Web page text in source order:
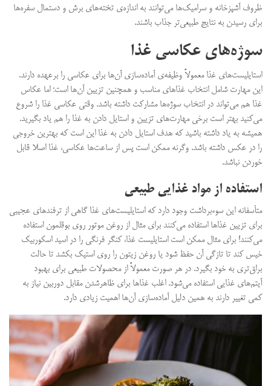
ظروف آشپزخانه و سرامیک‌ها می‌توانند به اندازه‌ی تخته‌های برش و دستمال‌ سفره‌ها
برای رسیدن به نتایج طبیعی‌تر جذاب باشند.
سوژه‌های عکاسی غذا
استایلیست‌های غذا معمولاً وظیفه‌ی آماده‌سازی آن‌ها برای عکاسی را برعهده دارند.
این مهارت شامل انتخاب غذاهای مناسب و همچنین تزیین آن‌ها است؛ اما عکاس
غذا هم می‌تواند در انتخاب سوژه‌ها مشارکت داشته باشد. وقتی عکاسی غذا را شروع
می‌کنید بهتر است برخی مهارت‌های تزیین و استایل دادن به غذا را هم یاد بگیرید.
همیشه به یاد داشته باشید که هدف استایل دادن به غذا این است که بهترین خروجی
را در عکس داشته باشد. وگرنه ممکن است پس از ساعت‌ها عکاسی، غذا اصلا قابل
خوردن نباشد.
استفاده از مواد غذایی طبیعی
متأسفانه این سوءبرداشت وجود دارد که استایلیست‌های غذا گاهی از ترفندهای عجیبی
برای تزیین غذاها استفاده می‌کنند برای مثال از روغن موتور روی بوقلمون استفاده
می‌کنند! برای مثال ممکن است استایلیست غذا، کنگر فرنگی را در اسید اسکوربیک
خیس کند تا تازگی آن حفظ شود یا روغن زیتون را روی استیک بکشد تا حالت
براق‌تری به خود بگیرد. در هر صورت معمولاً از محصولات طبیعی برای بهبود
آیتم‌های غذایی استفاده می‌شود. اغلب غذاها برای ظاهر‌شدن مقابل دوربین نیاز به
کمی تغییر دارند به همین دلیل آماده‌سازی آن‌ها اهمیت زیادی دارد.